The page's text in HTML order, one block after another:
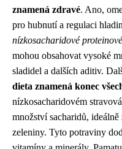
znamená zdravé. Ano,
pro hubnutí a regulaci
nízkosacharidové
mohou obsahovat vysoké
sladidel a dalších aditiv.
dieta znamená konec
nízkosacharidovém
množství sacharidů,
zeleniny. Tyto potraviny